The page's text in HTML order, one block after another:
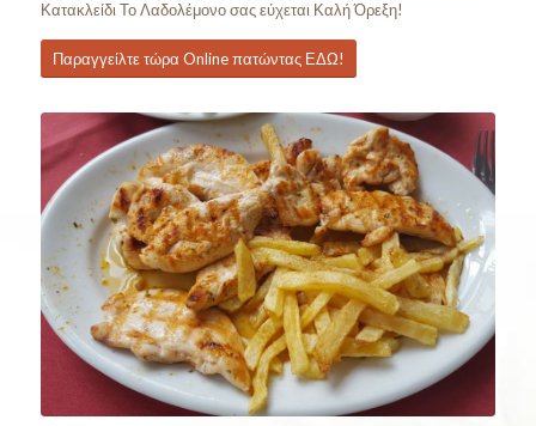
Κατακλείδι Το Λαδολέμονο σας εύχεται Καλή Όρεξη!
Παραγγείλτε τώρα Online πατώντας ΕΔΩ!